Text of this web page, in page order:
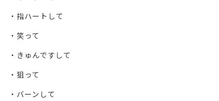
・指ハートして
・笑って
・きゅんですして
・狙って
・バーンして